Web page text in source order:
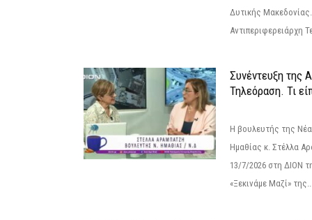
Δυτικής
Αντιπεριφερειάρχη
Συνέντευξη της
Τηλεόραση. Τι
Η βουλευτής της
Ημαθίας κ. Στέλλα
13/7/2026 στη ΔΙΟΝ
«Ξεκινάμε Μαζί»